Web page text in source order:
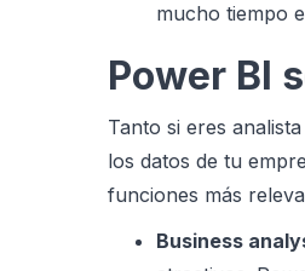
mucho tiempo
Power BI
Tanto si eres
los datos de tu
funciones más
Business